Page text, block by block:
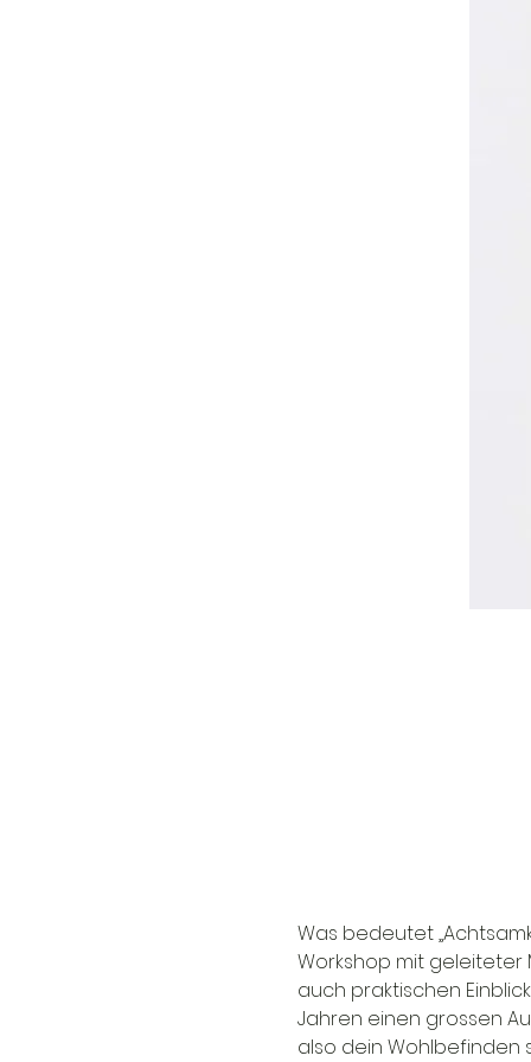
Was bedeutet
Workshop mit
auch praktischen
Jahren einen grossen
also dein Wohlbefinden